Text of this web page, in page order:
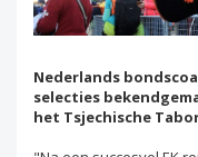
Nederlands
selecties
het Tsjechische